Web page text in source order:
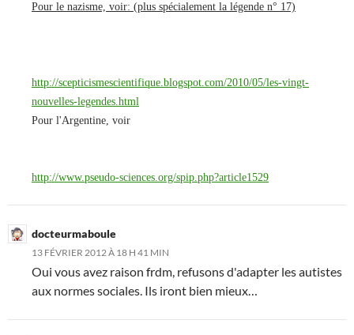
Pour le nazisme, voir: (plus spécialement la légende n° 17)
http://scepticismescientifique.blogspot.com/2010/05/les-vingt-
nouvelles-legendes.html
Pour l'Argentine, voir
http://www.pseudo-sciences.org/spip.php?article1529
docteurmaboule
13 FÉVRIER 2012 À 18 H 41 MIN
Oui vous avez raison frdm, refusons d'adapter les autistes
aux normes sociales. Ils iront bien mieux…